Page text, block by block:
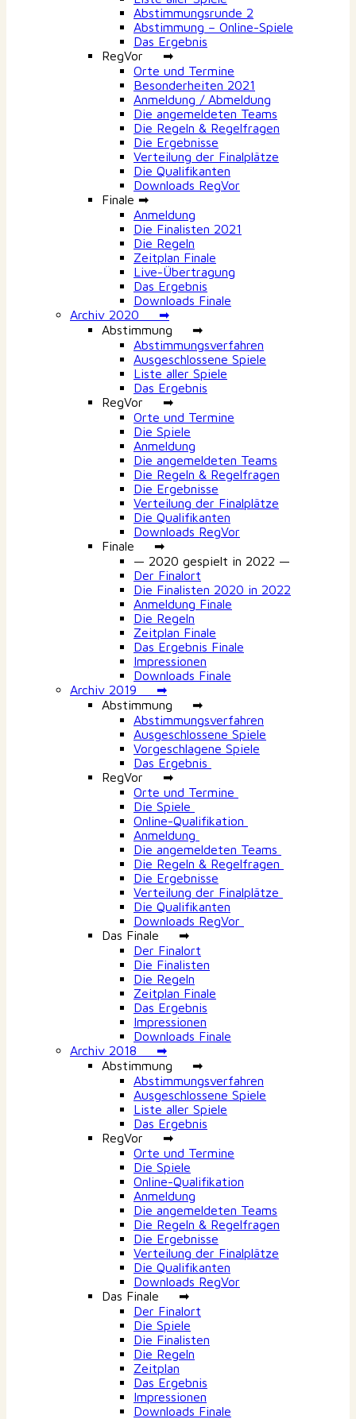
Abstimmungsrunde 2
Abstimmung – Online-Spiele
Das Ergebnis
RegVor ➡
Orte und Termine
Besonderheiten 2021
Anmeldung / Abmeldung
Die angemeldeten Teams
Die Regeln & Regelfragen
Die Ergebnisse
Verteilung der Finalplätze
Die Qualifikanten
Downloads RegVor
Finale ➡
Anmeldung
Die Finalisten 2021
Die Regeln
Zeitplan Finale
Live-Übertragung
Das Ergebnis
Downloads Finale
Archiv 2020 ➡
Abstimmung ➡
Abstimmungsverfahren
Ausgeschlossene Spiele
Liste aller Spiele
Das Ergebnis
RegVor ➡
Orte und Termine
Die Spiele
Anmeldung
Die angemeldeten Teams
Die Regeln & Regelfragen
Die Ergebnisse
Verteilung der Finalplätze
Die Qualifikanten
Downloads RegVor
Finale ➡
— 2020 gespielt in 2022 —
Der Finalort
Die Finalisten 2020 in 2022
Anmeldung Finale
Die Regeln
Zeitplan Finale
Das Ergebnis Finale
Impressionen
Downloads Finale
Archiv 2019 ➡
Abstimmung ➡
Abstimmungsverfahren
Ausgeschlossene Spiele
Vorgeschlagene Spiele
Das Ergebnis
RegVor ➡
Orte und Termine
Die Spiele
Online-Qualifikation
Anmeldung
Die angemeldeten Teams
Die Regeln & Regelfragen
Die Ergebnisse
Verteilung der Finalplätze
Die Qualifikanten
Downloads RegVor
Das Finale ➡
Der Finalort
Die Finalisten
Die Regeln
Zeitplan Finale
Das Ergebnis
Impressionen
Downloads Finale
Archiv 2018 ➡
Abstimmung ➡
Abstimmungsverfahren
Ausgeschlossene Spiele
Liste aller Spiele
Das Ergebnis
RegVor ➡
Orte und Termine
Die Spiele
Online-Qualifikation
Anmeldung
Die angemeldeten Teams
Die Regeln & Regelfragen
Die Ergebnisse
Verteilung der Finalplätze
Die Qualifikanten
Downloads RegVor
Das Finale ➡
Der Finalort
Die Spiele
Die Finalisten
Die Regeln
Zeitplan
Das Ergebnis
Impressionen
Downloads Finale